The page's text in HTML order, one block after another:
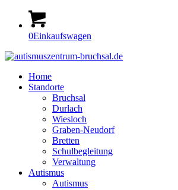
0Einkaufswagen
Home
Standorte
Bruchsal
Durlach
Wiesloch
Graben-Neudorf
Bretten
Schulbegleitung
Verwaltung
Autismus
Autismus